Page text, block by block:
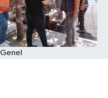
Genel
Tüm Manşetler
Son Dakika Haberleri